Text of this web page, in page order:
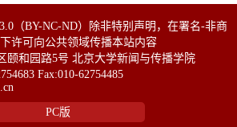
（BY-NC-ND）除非特别声明，在署名-非商
许可向公共领域传播本站内容
颐和园路5号 北京大学新闻与传播学院
Fax:010-62754485
PC版